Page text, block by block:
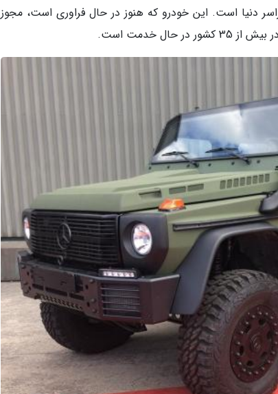
دنیا است. این خودرو که هنوز در حال فراوری است، مجوز